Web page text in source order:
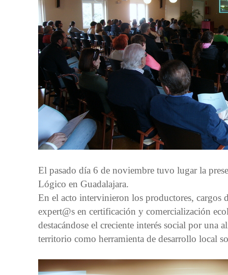
El pasado día 6 de noviembre tuvo lugar la
Lógico en Guadalajara.
En el acto intervinieron los productores,
expert@s en certificación y comercialización
destacándose el creciente interés social por una
territorio como herramienta de desarrollo local